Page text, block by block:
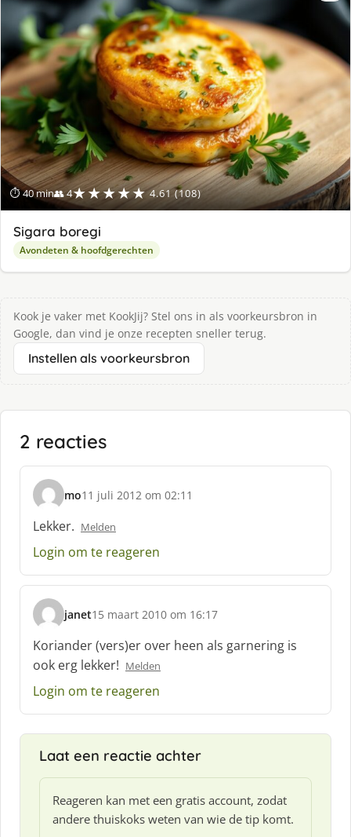
⏱ 40 min👥 4★★★★★ 4.61 (108)
Sigara boregi
Avondeten & hoofdgerechten
Kook je vaker met KookJij? Stel ons in als voorkeursbron in
Google, dan vind je onze recepten sneller terug.
Instellen als voorkeursbron
2 reacties
mo
s
c
h
r
e
f
:
11 juli 2012 om 02:11
Lekker. Melden
Login om te reageren
janet
s
c
h
r
e
:
15 maart 2010 om 16:17
Koriander (vers)er over heen als garnering is
ook erg lekker! Melden
Login om te reageren
Laat een reactie achter
Reageren kan met een gratis account, zodat
andere thuiskoks weten van wie de tip komt.